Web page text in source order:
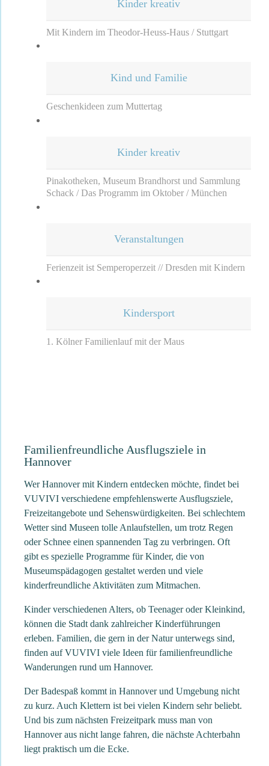
Kinder kreativ
Mit Kindern im Theodor-Heuss-Haus / Stuttgart
Kind und Familie
Geschenkideen zum Muttertag
Kinder kreativ
Pinakotheken, Museum Brandhorst und Sammlung
Schack / Das Programm im Oktober / München
Veranstaltungen
Ferienzeit ist Semperoperzeit // Dresden mit Kindern
Kindersport
1. Kölner Familienlauf mit der Maus
Familienfreundliche Ausflugsziele in
Hannover
Wer Hannover mit Kindern entdecken möchte, findet bei
VUVIVI verschiedene empfehlenswerte Ausflugsziele,
Freizeitangebote und Sehenswürdigkeiten. Bei schlechtem
Wetter sind Museen tolle Anlaufstellen, um trotz Regen
oder Schnee einen spannenden Tag zu verbringen. Oft
gibt es spezielle Programme für Kinder, die von
Museumspädagogen gestaltet werden und viele
kinderfreundliche Aktivitäten zum Mitmachen.
Kinder verschiedenen Alters, ob Teenager oder Kleinkind,
können die Stadt dank zahlreicher Kinderführungen
erleben. Familien, die gern in der Natur unterwegs sind,
finden auf VUVIVI viele Ideen für familienfreundliche
Wanderungen rund um Hannover.
Der Badespaß kommt in Hannover und Umgebung nicht
zu kurz. Auch Klettern ist bei vielen Kindern sehr beliebt.
Und bis zum nächsten Freizeitpark muss man von
Hannover aus nicht lange fahren, die nächste Achterbahn
liegt praktisch um die Ecke.